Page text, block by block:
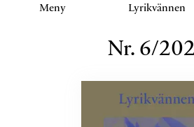
Klicka eller navigera för att aktivera detta
Meny Lyrikvännen
Nr. 6/